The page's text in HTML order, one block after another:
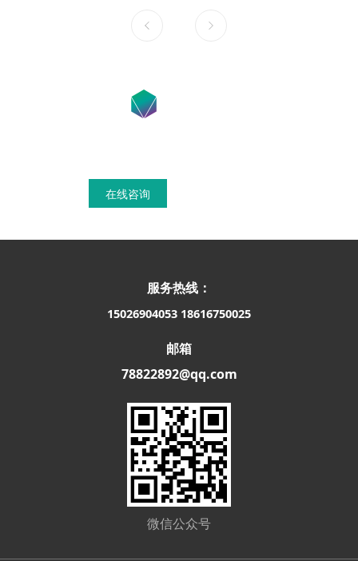
在线咨询
服务热线：
15026904053 18616750025
邮箱
78822892@qq.com
微信公众号